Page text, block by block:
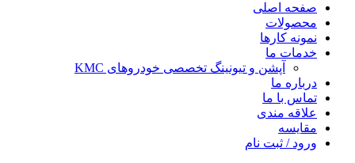
صفحه اصلی
محصولات
نمونه کارها
خدمات ما
آپشن و تیونینگ تخصصی خودروهای KMC
درباره ما
تماس با ما
علاقه مندی
مقايسه
ورود / ثبت نام